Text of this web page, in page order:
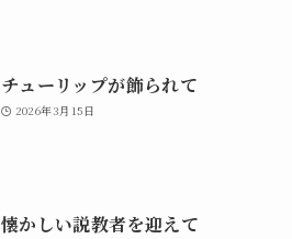
チューリップが飾られて
2026年3月15日
懐かしい説教者を迎えて